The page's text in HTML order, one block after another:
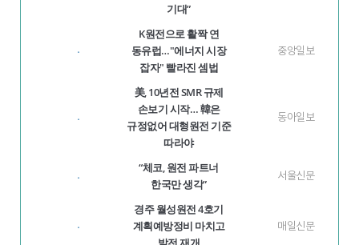
기대”
·
K원전으로 활짝 연
동유럽…"에너지 시장
잡자" 빨라진 셈법
중앙일보
·
美, 10년전 SMR 규제
손보기 시작… 韓은
규정없어 대형원전 기준
따라야
동아일보
·
“체코, 원전 파트너
한국만 생각”
서울신문
·
경주 월성원전 4호기
계획예방정비 마치고
매일신문